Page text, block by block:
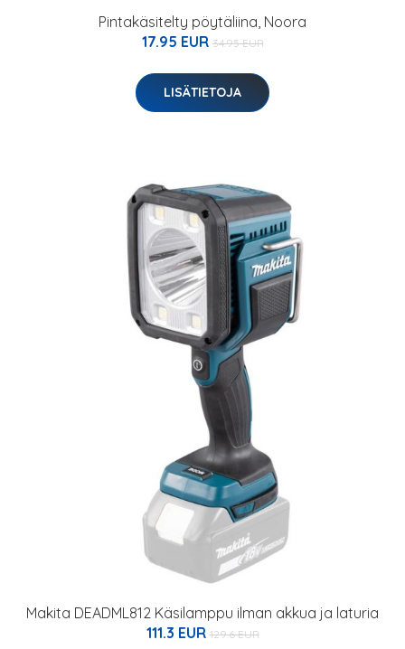
Pintakäsitelty pöytäliina, Noora
17.95 EUR 34.95 EUR
LISÄTIETOJA
Makita DEADML812 Käsilamppu ilman akkua ja laturia
111.3 EUR 129.6 EUR